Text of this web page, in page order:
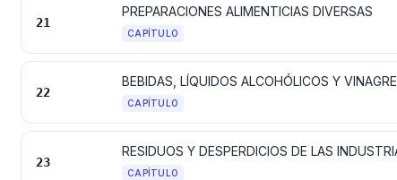
21
PREPARACIONES ALIMENTICIAS DIVERSAS
CAPÍTULO
22
BEBIDAS, LÍQUIDOS ALCOHÓLICOS Y VINAGRE
CAPÍTULO
23
CAPÍTULO